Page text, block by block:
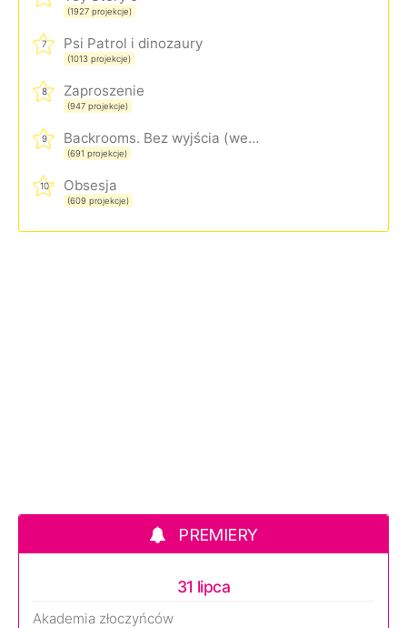
(1927 projekcje)
7 Psi Patrol i dinozaury
(1013 projekcje)
8 Zaproszenie
(947 projekcje)
9 Backrooms. Bez wyjścia (wersja rozszerzona)
(691 projekcje)
10 Obsesja
(609 projekcje)
PREMIERY
31 lipca
Akademia złoczyńców